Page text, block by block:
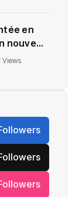
en
nouveau
de
Views